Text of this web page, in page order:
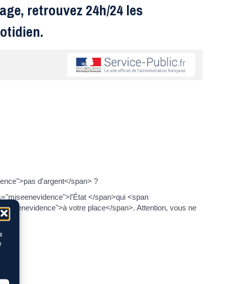
retrouvez 24h/24 les
d'argent</span> ?
</span>qui <span
votre place</span>. Attention, vous ne